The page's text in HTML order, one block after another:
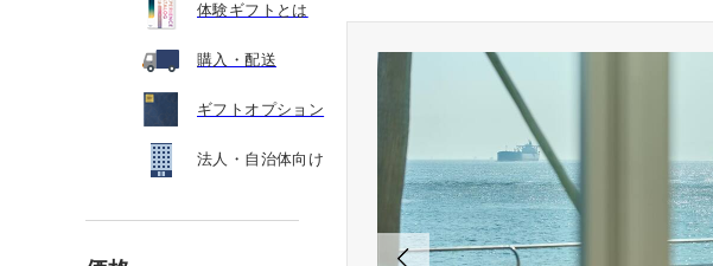
体験ギフトとは
購入・配送
ギフトオプション
法人・自治体向け